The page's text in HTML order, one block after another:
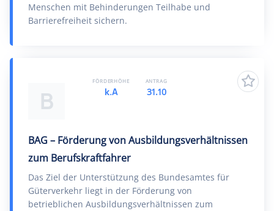
Menschen mit Behinderungen Teilhabe und
Barrierefreiheit sichern.
B
BAG – Förderung von Ausbildungsverhältnissen
zum Berufskraftfahrer
Das Ziel der Unterstützung des Bundesamtes für
Güterverkehr liegt in der Förderung von
betrieblichen Ausbildungsverhältnissen zum
FÖRDERHÖHE
k.A
ANTRAG
31.10